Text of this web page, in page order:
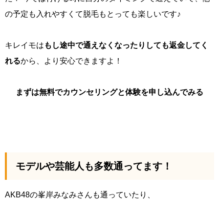
の予定も入れやすくて脱毛もとっても楽しいです♪
キレイモは もし途中で通えなくなったりしても返金してく
れるから、より安心できますよ！
まずは無料でカウンセリングと体験を申し込んでみる
モデルや芸能人も多数通ってます！
AKB48の峯岸みなみさんも通っていたり、